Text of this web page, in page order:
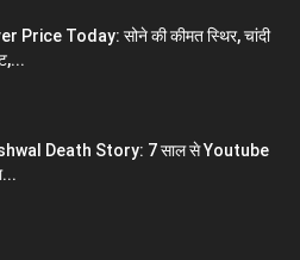
Price Today: सोने की कीमत स्थिर, चांदी
Death Story: 7 साल से Youtube